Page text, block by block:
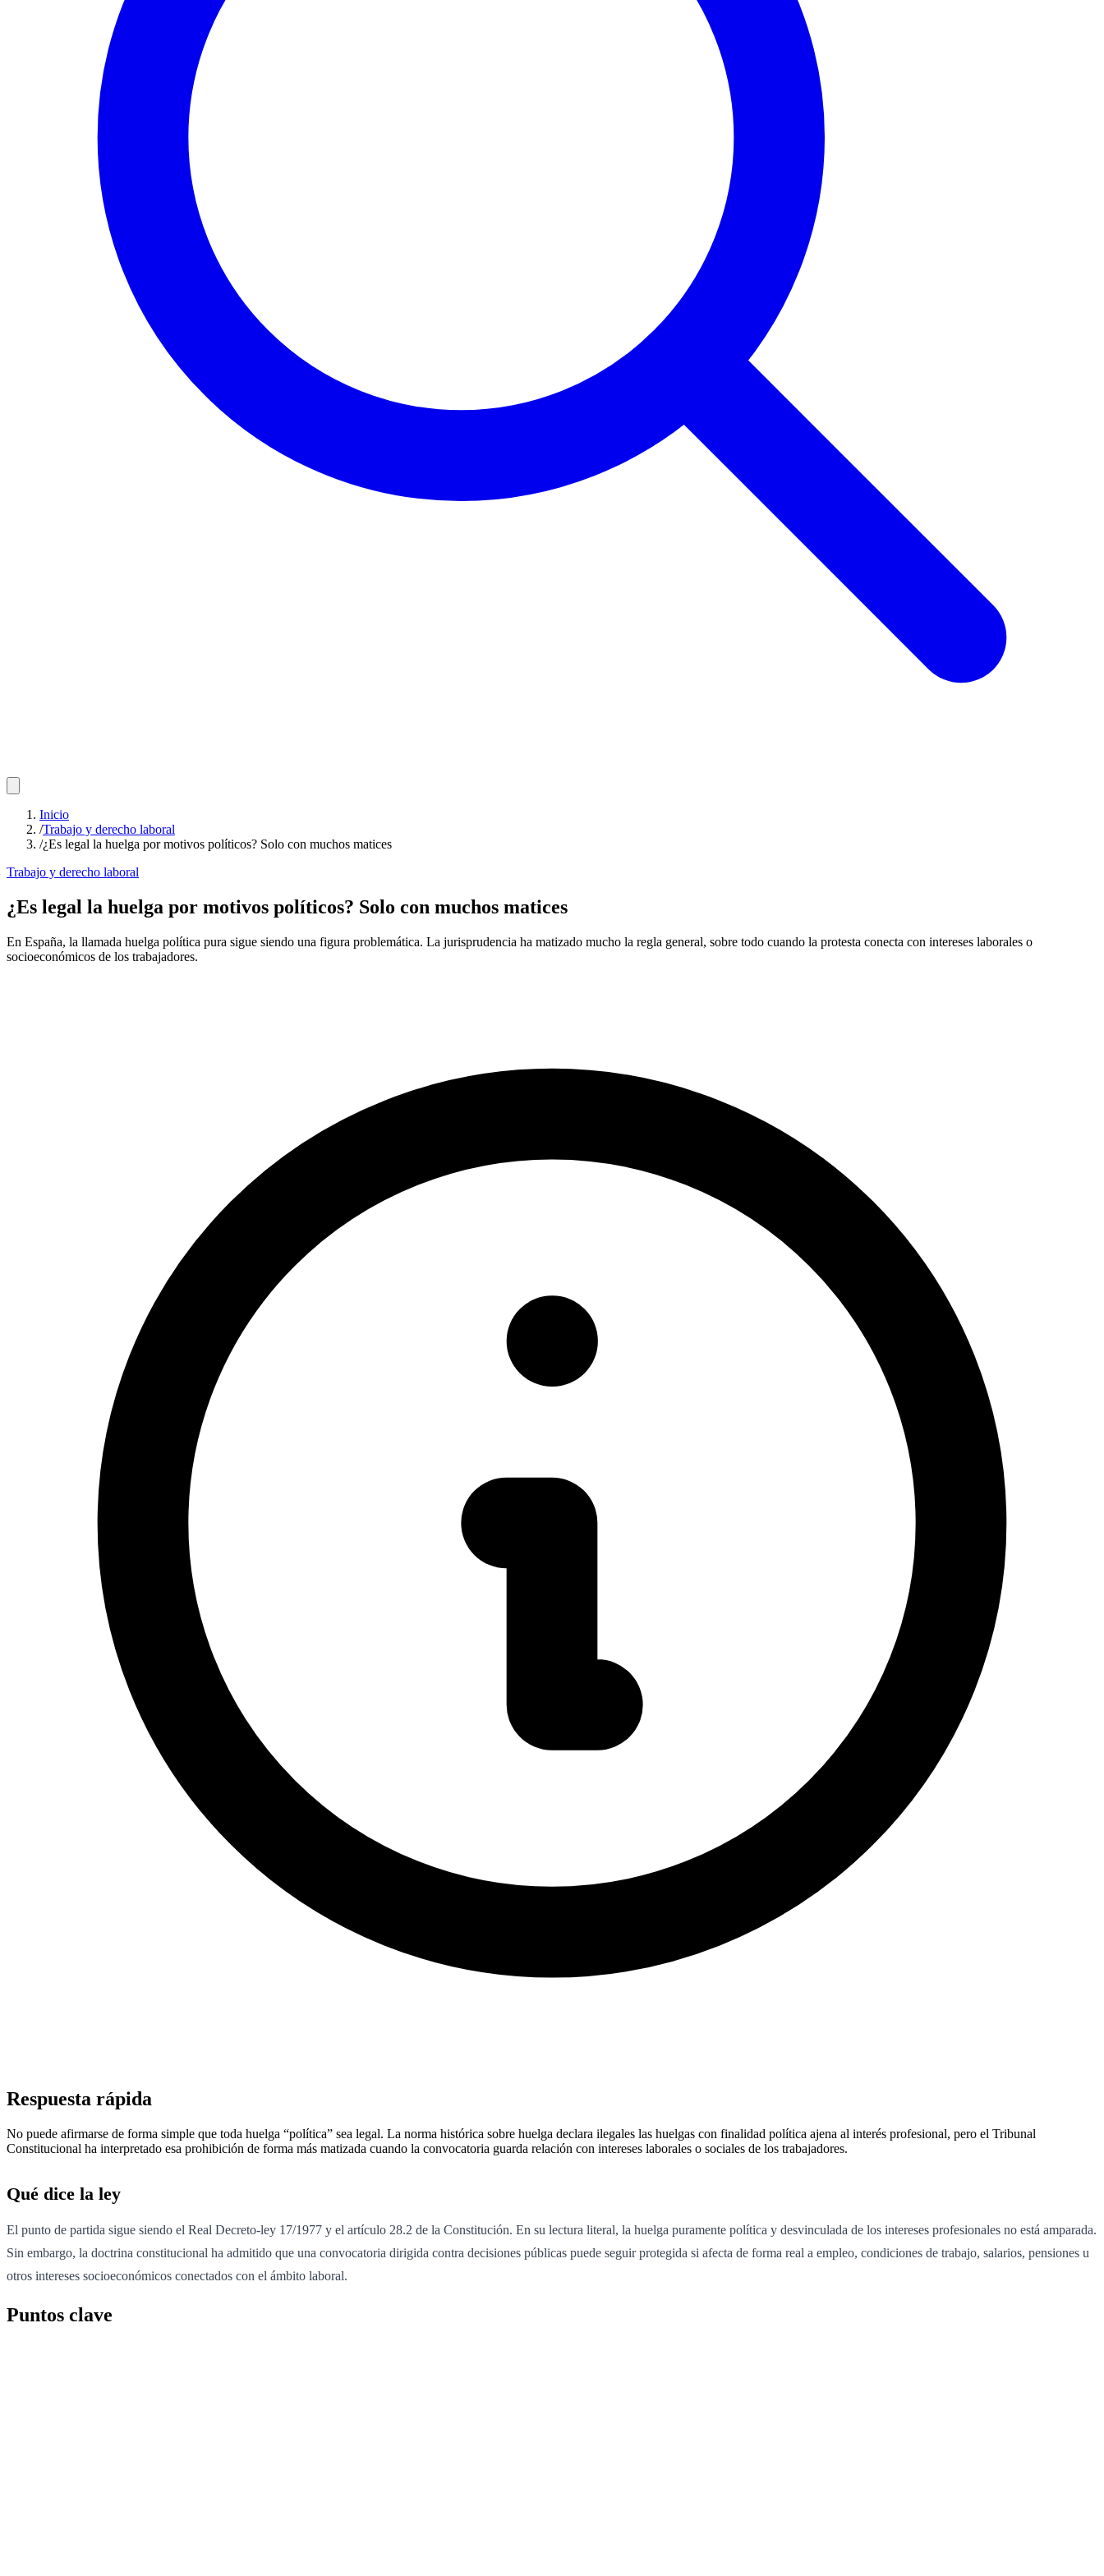
Inicio
/Trabajo y derecho laboral
/¿Es legal la huelga por motivos políticos? Solo con muchos matices
Trabajo y derecho laboral
¿Es legal la huelga por motivos políticos? Solo con muchos matices
En España, la llamada huelga política pura sigue siendo una figura problemática. La jurisprudencia ha matizado mucho la regla general, sobre todo cuando la protesta conecta con intereses laborales o
socioeconómicos de los trabajadores.
Respuesta rápida
No puede afirmarse de forma simple que toda huelga “política” sea legal. La norma histórica sobre huelga declara ilegales las huelgas con finalidad política ajena al interés profesional, pero el Tribunal
Constitucional ha interpretado esa prohibición de forma más matizada cuando la convocatoria guarda relación con intereses laborales o sociales de los trabajadores.
Qué dice la ley
El punto de partida sigue siendo el Real Decreto-ley 17/1977 y el artículo 28.2 de la Constitución. En su lectura literal, la huelga puramente política y desvinculada de los intereses profesionales no está amparada.
Sin embargo, la doctrina constitucional ha admitido que una convocatoria dirigida contra decisiones públicas puede seguir protegida si afecta de forma real a empleo, condiciones de trabajo, salarios, pensiones u
otros intereses socioeconómicos conectados con el ámbito laboral.
Puntos clave